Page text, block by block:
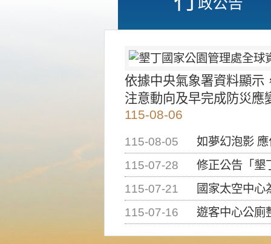
依據中央氣象署資料顯示
注意動向及早完成防災應
115-08-06
115-08-05
如夢幻泡影
115-07-28
修正公告「墾丁國家公
115-07-21
國家太空中心為辦理
115-07-16
遊客中心公廁